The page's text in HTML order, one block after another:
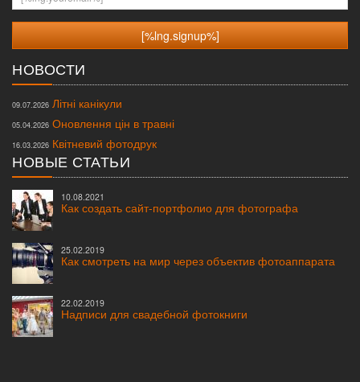
НОВОСТИ
09.07.2026 Літні канікули
05.04.2026 Оновлення цін в травні
16.03.2026 Квітневий фотодрук
НОВЫЕ СТАТЬИ
10.08.2021
Как создать сайт-портфолио для фотографа
25.02.2019
Как смотреть на мир через объектив фотоаппарата
22.02.2019
Надписи для свадебной фотокниги